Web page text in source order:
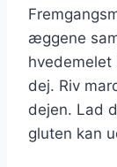
æggene
dej. Riv
dejen. Lad
gluten kan